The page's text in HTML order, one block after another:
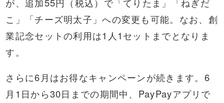
こ」「チーズ明太子」への変更も可能。なお、創
業記念セットの利用は1人1セットまでとなりま
す。
さらに6月はお得なキャンペーンが続きます。6
月1日から30日までの期間中、PayPayアプリで